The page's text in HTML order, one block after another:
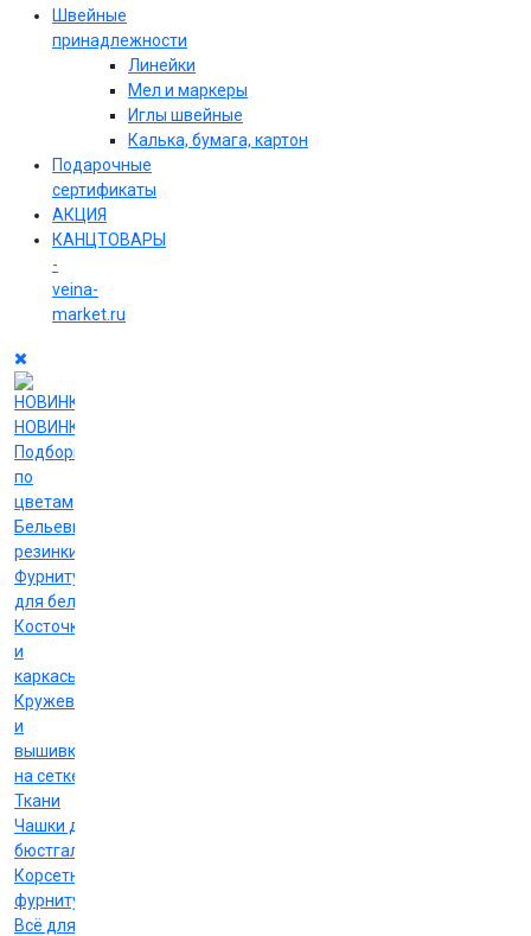
Швейные
принадлежности
Линейки
Мел и маркеры
Иглы швейные
Калька, бумага, картон
Подарочные
сертификаты
АКЦИЯ
КАНЦТОВАРЫ
-
veina-
market.ru
НОВИНКИ
Подборки
по
цветам
Бельевые
резинки
Фурнитура
для белья
Косточки
и
каркасы
Кружево
и
вышивка
на сетке
Ткани
Чашки для
бюстгальтеров
Корсетная
фурнитура
Всё для